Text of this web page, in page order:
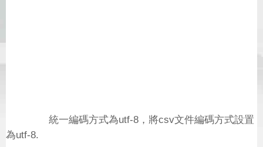
統一編碼方式為utf-8，將csv文件編碼方式設置
為utf-8.